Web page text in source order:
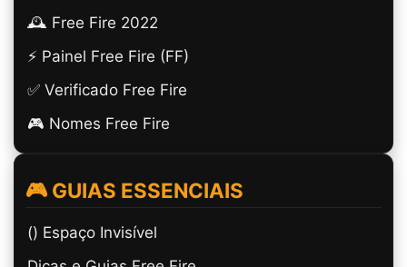
🕰️ Free Fire 2022
⚡ Painel Free Fire (FF)
✅ Verificado Free Fire
🎮 Nomes Free Fire
🎮 GUIAS ESSENCIAIS
(ㅤ) Espaço Invisível